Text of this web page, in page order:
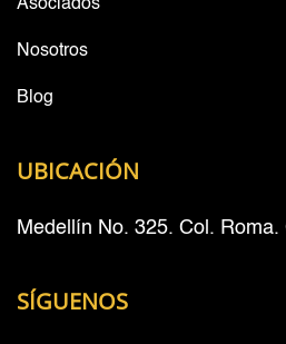
Asociados
Nosotros
Blog
UBICACIÓN
Medellín No. 325. Col.
SÍGUENOS